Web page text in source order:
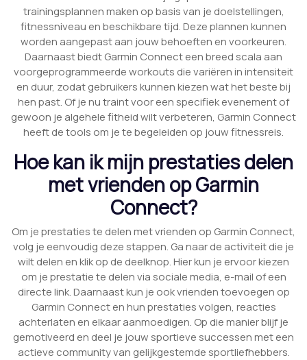
trainingsplannen maken op basis van je doelstellingen,
fitnessniveau en beschikbare tijd. Deze plannen kunnen
worden aangepast aan jouw behoeften en voorkeuren.
Daarnaast biedt Garmin Connect een breed scala aan
voorgeprogrammeerde workouts die variëren in intensiteit
en duur, zodat gebruikers kunnen kiezen wat het beste bij
hen past. Of je nu traint voor een specifiek evenement of
gewoon je algehele fitheid wilt verbeteren, Garmin Connect
heeft de tools om je te begeleiden op jouw fitnessreis.
Hoe kan ik mijn prestaties delen
met vrienden op Garmin
Connect?
Om je prestaties te delen met vrienden op Garmin Connect,
volg je eenvoudig deze stappen. Ga naar de activiteit die je
wilt delen en klik op de deelknop. Hier kun je ervoor kiezen
om je prestatie te delen via sociale media, e-mail of een
directe link. Daarnaast kun je ook vrienden toevoegen op
Garmin Connect en hun prestaties volgen, reacties
achterlaten en elkaar aanmoedigen. Op die manier blijf je
gemotiveerd en deel je jouw sportieve successen met een
actieve community van gelijkgestemde sportliefhebbers.